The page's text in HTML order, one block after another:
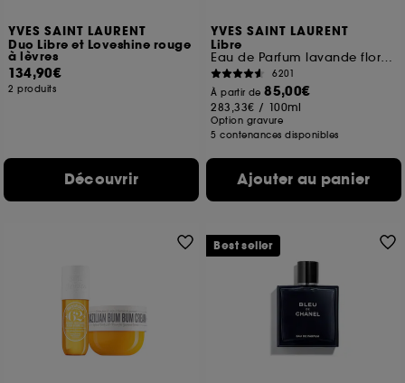
YVES SAINT LAURENT
Duo Libre et Loveshine rouge
à lèvres
134,90€
2 produits
Découvrir
YVES SAINT LAURENT
Libre
Eau de Parfum lavande florale rechargeable pour femme
6201
À partir de85,00€
283,33€ / 100ml
Option gravure
5 contenances disponibles
Ajouter au panier
Best seller